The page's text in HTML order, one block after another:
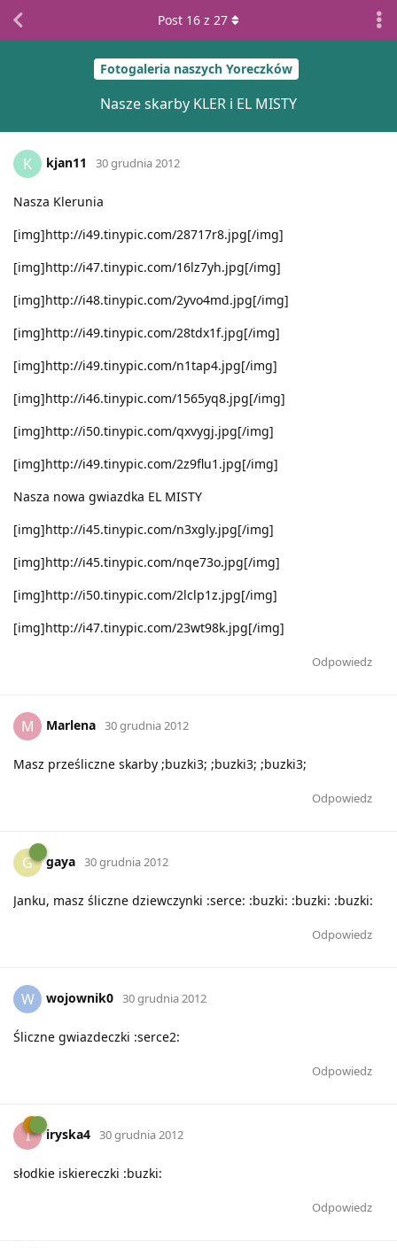
Fotogaleria naszych Yoreczków
Nasze skarby KLER i EL MISTY
Post 16 z 27
K kjan11 30 grudnia 2012
Nasza Klerunia
[img]http://i49.tinypic.com/28717r8.jpg[/img]
[img]http://i47.tinypic.com/16lz7yh.jpg[/img]
[img]http://i48.tinypic.com/2yvo4md.jpg[/img]
[img]http://i49.tinypic.com/28tdx1f.jpg[/img]
[img]http://i49.tinypic.com/n1tap4.jpg[/img]
[img]http://i46.tinypic.com/1565yq8.jpg[/img]
[img]http://i50.tinypic.com/qxvygj.jpg[/img]
[img]http://i49.tinypic.com/2z9flu1.jpg[/img]
Nasza nowa gwiazdka EL MISTY
[img]http://i45.tinypic.com/n3xgly.jpg[/img]
[img]http://i45.tinypic.com/nqe73o.jpg[/img]
[img]http://i50.tinypic.com/2lclp1z.jpg[/img]
[img]http://i47.tinypic.com/23wt98k.jpg[/img]
Odpowiedz
M Marlena 30 grudnia 2012
Masz prześliczne skarby ;buzki3; ;buzki3; ;buzki3;
Odpowiedz
G gaya 30 grudnia 2012
Janku, masz śliczne dziewczynki :serce: :buzki: :buzki: :buzki:
Odpowiedz
W wojownik0 30 grudnia 2012
Śliczne gwiazdeczki :serce2:
Odpowiedz
I iryska4 30 grudnia 2012
słodkie iskiereczki :buzki:
Odpowiedz